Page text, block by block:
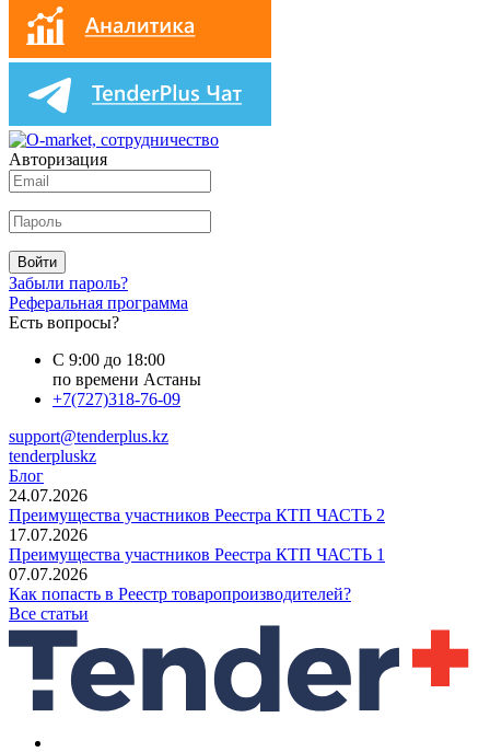
Авторизация
Войти
Забыли пароль?
Реферальная программа
Есть вопросы?
С 9:00 до 18:00
по времени Астаны
+7(727)318-76-09
support@tenderplus.kz
tenderpluskz
Блог
24.07.2026
Преимущества участников Реестра КТП ЧАСТЬ 2
17.07.2026
Преимущества участников Реестра КТП ЧАСТЬ 1
07.07.2026
Как попасть в Реестр товаропроизводителей?
Все статьи